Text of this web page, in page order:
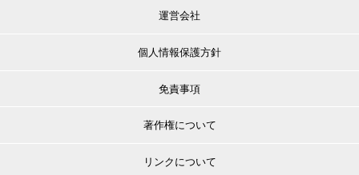
運営会社
個人情報保護方針
免責事項
著作権について
リンクについて